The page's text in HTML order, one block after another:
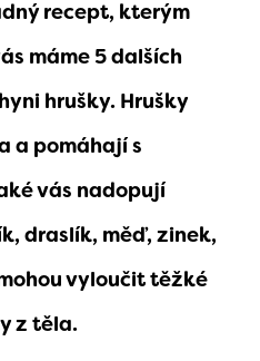
recept, kterým
máme 5 dalších
hrušky. Hrušky
a pomáhají s
vás nadopují
draslík, měď, zinek,
vyloučit těžké
z těla.